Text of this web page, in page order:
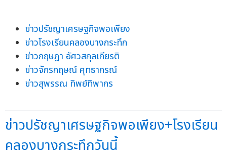
ข่าวปรัชญาเศรษฐกิจพอเพียง
ข่าวโรงเรียนคลองบางกระทึก
ข่าวกฤษฎา อัศวสกุลเกียรติ
ข่าวจักรกฤษณ์ ศุทธากรณ์
ข่าวสุพรรณ ทิพย์ทิพากร
ข่าวปรัชญาเศรษฐกิจพอเพียง+โรงเรียน
คลองบางกระทึกวันนี้